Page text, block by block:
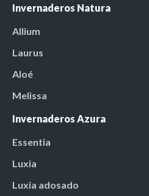
Invernaderos Natura
Allium
Laurus
Aloé
Melissa
Invernaderos Azura
Essentia
Luxia
Luxia adosado